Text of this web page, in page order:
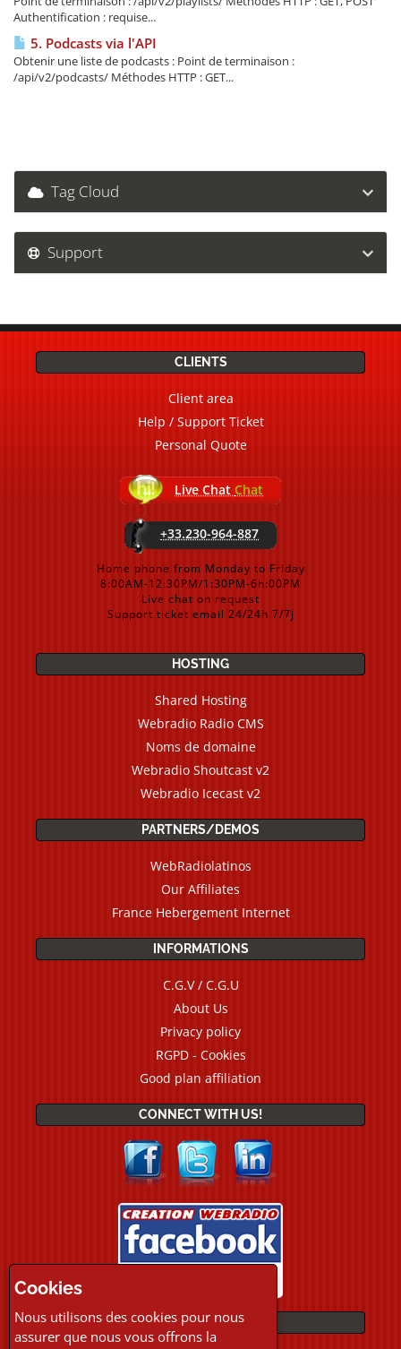
Authentification : requise...
5. Podcasts via l'API
Obtenir une liste de podcasts : Point de terminaison :
/api/v2/podcasts/ Méthodes HTTP : GET...
Tag Cloud
Support
CLIENTS
Client area
Help / Support Ticket
Personal Quote
Live Chat Chat
+33.230-964-887
Home phone from Monday to Friday
8:00AM-12:30PM/1:30PM-6h:00PM
Live chat on request
Support ticket email 24/24h 7/7j
HOSTING
Shared Hosting
Webradio Radio CMS
Noms de domaine
Webradio Shoutcast v2
Webradio Icecast v2
PARTNERS/DEMOS
WebRadiolatinos
Our Affiliates
France Hebergement Internet
INFORMATIONS
C.G.V / C.G.U
About Us
Privacy policy
RGPD - Cookies
Good plan affiliation
CONNECT WITH US!
PAYMENTS
Cookies
Nous utilisons des cookies pour nous
assurer que nous vous offrons la